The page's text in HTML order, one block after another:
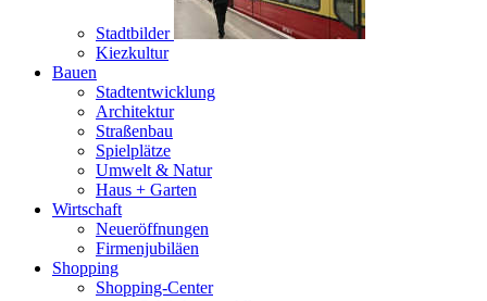
Stadtbilder
Kiezkultur
Bauen
Stadtentwicklung
Architektur
Straßenbau
Spielplätze
Umwelt & Natur
Haus + Garten
Wirtschaft
Neueröffnungen
Firmenjubiläen
Shopping
Shopping-Center